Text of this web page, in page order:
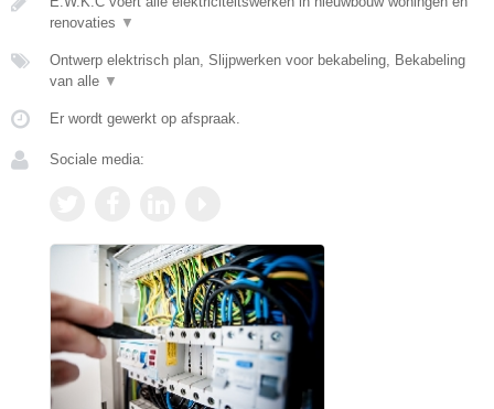
renovaties ▼
Ontwerp elektrisch plan, Slijpwerken voor bekabeling, Bekabeling
van alle ▼
Er wordt gewerkt op afspraak.
Sociale media: